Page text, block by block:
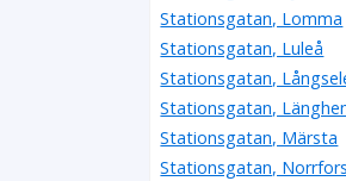
Stationsgatan, Lomma
Stationsgatan, Luleå
Stationsgatan,
Stationsgatan,
Stationsgatan, Märsta
Stationsgatan, Norrfors